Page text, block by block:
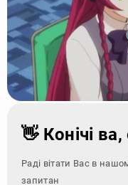
👋 Конічі
Раді вітати Вас в
запитання - зверні